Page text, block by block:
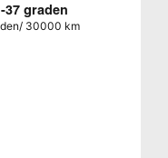
37 graden
30000 km